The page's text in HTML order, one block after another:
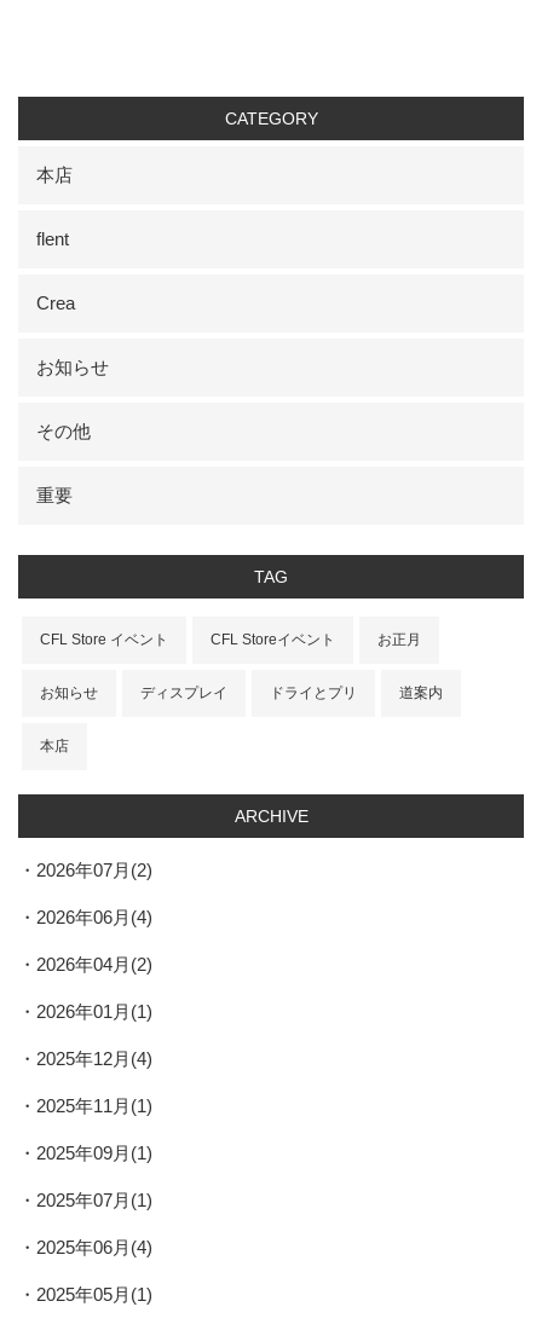
CATEGORY
本店
flent
Crea
お知らせ
その他
重要
TAG
CFL Store イベント CFL Storeイベント お正月
お知らせ ディスプレイ ドライとプリ 道案内
本店
ARCHIVE
2026年07月(2)
2026年06月(4)
2026年04月(2)
2026年01月(1)
2025年12月(4)
2025年11月(1)
2025年09月(1)
2025年07月(1)
2025年06月(4)
2025年05月(1)